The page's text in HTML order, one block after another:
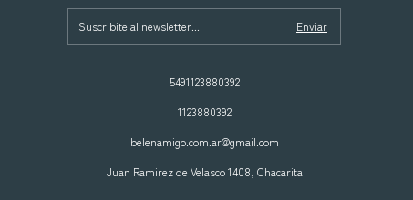
5491123880392
1123880392
belenamigo.com.ar@gmail.com
Juan Ramirez de Velasco 1408, Chacarita